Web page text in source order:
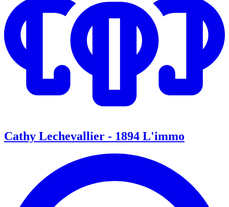
Cathy Lechevallier - 1894 L'immo